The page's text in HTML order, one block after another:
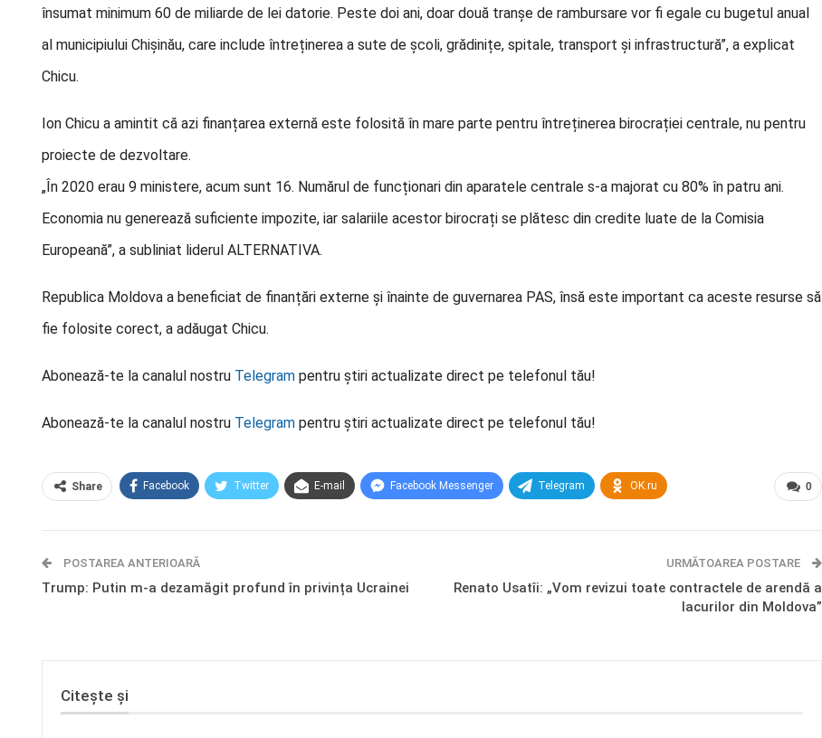
însumat minimum 60 de miliarde de lei datorie. Peste doi ani, doar două tranșe de rambursare vor fi egale cu bugetul anual
al municipiului Chișinău, care include întreținerea a sute de școli, grădinițe, spitale, transport și infrastructură”, a explicat
Chicu.
Ion Chicu a amintit că azi finanțarea externă este folosită în mare parte pentru întreținerea birocrației centrale, nu pentru
proiecte de dezvoltare.
„În 2020 erau 9 ministere, acum sunt 16. Numărul de funcționari din aparatele centrale s-a majorat cu 80% în patru ani.
Economia nu generează suficiente impozite, iar salariile acestor birocrați se plătesc din credite luate de la Comisia
Europeană”, a subliniat liderul ALTERNATIVA.
Republica Moldova a beneficiat de finanțări externe și înainte de guvernarea PAS, însă este important ca aceste resurse să
fie folosite corect, a adăugat Chicu.
Abonează-te la canalul nostru Telegram pentru știri actualizate direct pe telefonul tău!
Abonează-te la canalul nostru Telegram pentru știri actualizate direct pe telefonul tău!
0
Share Facebook Twitter E-mail Facebook Messenger Telegram OK.ru
POSTAREA ANTERIOARĂ
Trump: Putin m-a dezamăgit profund în privința Ucrainei
URMĂTOAREA POSTARE
Renato Usatîi: „Vom revizui toate contractele de arendă a
lacurilor din Moldova”
Citește și